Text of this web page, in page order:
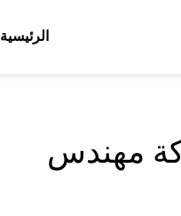
الرئيسية
مهندس